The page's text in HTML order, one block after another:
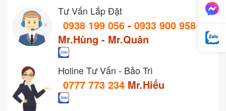
Tư Vấn Lắp Đặt
0938 199 056 - 0933 900 958
Mr.Hùng - Mr.Quân
Holine Tư Vấn - Bảo Trì
0777 773 234 Mr.Hiếu